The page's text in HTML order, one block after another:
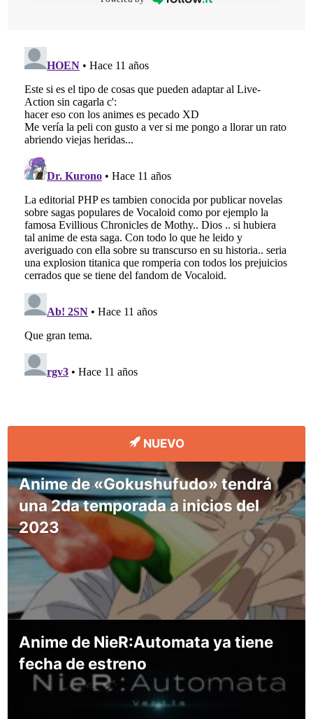
NUEVO
Anime de «Gokushufudo» tendrá
una 2da temporada a inicios del
2023
Anime de NieR:Automata ya tiene
fecha de estreno